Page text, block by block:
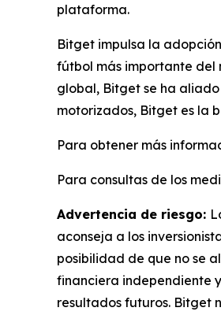
plataforma.
Bitget impulsa la
fútbol más importante del
global, Bitget se ha aliado
motorizados, Bitget es la
Para obtener más
Para consultas de los
Advertencia de riesgo:
aconseja a los
posibilidad de que no se
financiera independiente
resultados futuros. Bitget